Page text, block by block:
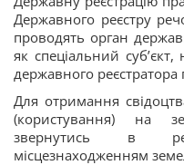
Державного реєстру
проводять орган
як спеціальний
державного
Для отримання
(користування) на
звернутись в
місцезнаходженням